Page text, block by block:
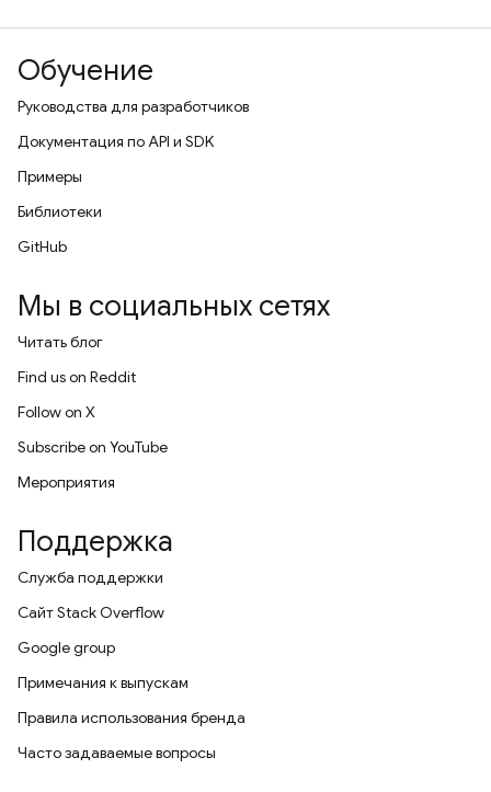
Обучение
Руководства для разработчиков
Документация по API и SDK
Примеры
Библиотеки
GitHub
Мы в социальных сетях
Читать блог
Find us on Reddit
Follow on X
Subscribe on YouTube
Мероприятия
Поддержка
Служба поддержки
Сайт Stack Overflow
Google group
Примечания к выпускам
Правила использования бренда
Часто задаваемые вопросы